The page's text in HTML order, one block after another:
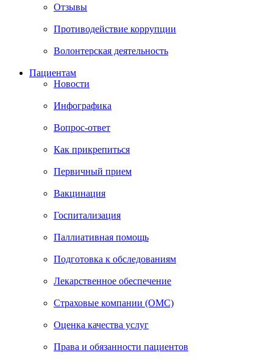
Отзывы
Противодействие коррупции
Волонтерская деятельность
Пациентам
Новости
Инфографика
Вопрос-ответ
Как прикрепиться
Первичный прием
Вакцинация
Госпитализация
Паллиативная помощь
Подготовка к обследованиям
Лекарственное обеспечение
Страховые компании (ОМС)
Оценка качества услуг
Права и обязанности пациентов